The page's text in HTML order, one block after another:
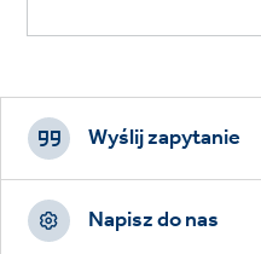
Footer
CTAs
Wyślij zapytanie
Napisz do nas